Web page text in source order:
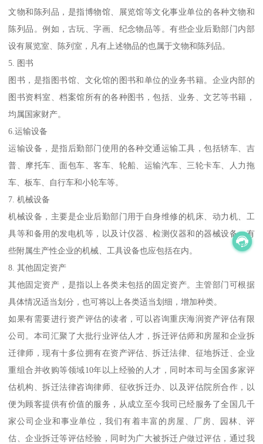
文物和陈列品，是指博物馆、展览馆等文化事业单位的各种文物和
陈列品。例如，古玩、字画、纪念物品等。有些企业后勤部门内部
设有展览室、陈列室，凡有上述物品的也属于文物和陈列品。
5. 图书
图书，是指图书馆、文化馆的图书和单位的业务书籍。企业内部的
图书资料室、档案馆所有的各种图书，包括、业务、文艺等书籍，
均属国家财产。
6.运输设备
运输设备，是指后勤部门使用的各种交通运输工具，包括轿车、吉
普、摩托车、面包车、客车、轮船、运输汽车、三轮卡车、人力拖
车、板车、自行车和小轮车等。
7. 机械设备
机械设备，主要是企业后勤部门用于自身维修的机床、动力机、工
具等和备用的发电机等，以及计仪器、检测仪器和的器械设备。有
些附属生产性企业的机械、工具设备也应包括在内。
8. 其他固定资产
其他固定资产，是指以上各类未包括的固定资产。主管部门可根据
具体情况适当划分，也可将以上各类适当划细，增加种类。
如果有需要进行资产评估的读者，可以咨询重庆海润资产评估有限
公司。本司汇聚了大批行业评估人才，拆迁评估师和房屋和企业拆
迁律师，现有十多位拥有在资产评估、拆迁法律、征地拆迁、企业
重组合并收购等领域10年以上经验的人才，同时本司与全国多家评
估机构、拆迁法律咨询律师、征收拆迁办、以及评估院所合作，以
便为顾客提供有价值的服务，从成立至今我司已经服务了全国几千
家公司企业和事业单位，我们有着丰富的房屋、厂房、园林、评
估、企业拆迁等评估经验，同时为广大被拆迁户做过评估，通过我